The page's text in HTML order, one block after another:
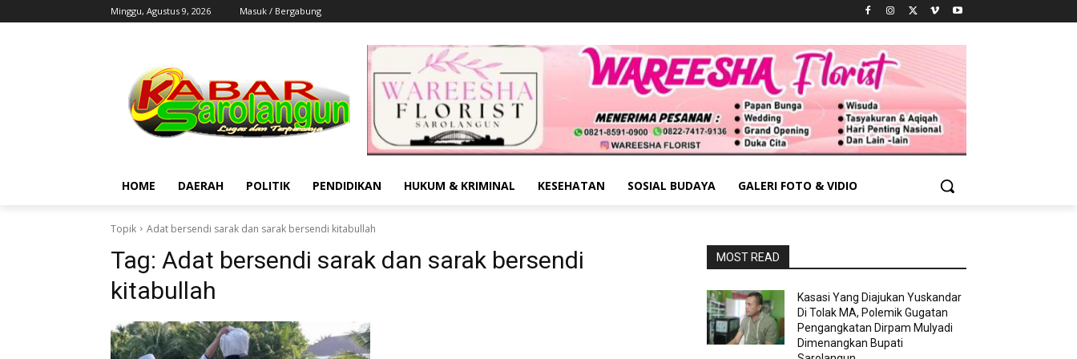
Minggu, Agustus 9, 2026 Masuk / Bergabung
HOME DAERAH POLITIK PENDIDIKAN HUKUM & KRIMINAL KESEHATAN SOSIAL BUDAYA GALERI FOTO & VIDIO
Topik Adat bersendi sarak dan sarak bersendi kitabullah
Tag: Adat bersendi sarak dan sarak bersendi
kitabullah
MOST READ
Kasasi Yang Diajukan Yuskandar
Di Tolak MA, Polemik Gugatan
Pengangkatan Dirpam Mulyadi
Dimenangkan Bupati